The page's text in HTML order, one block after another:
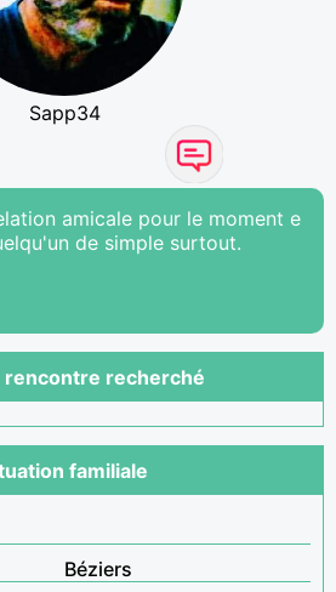
Sapp34
amicale pour le moment e
de simple surtout.
rencontre recherché
familiale
Béziers